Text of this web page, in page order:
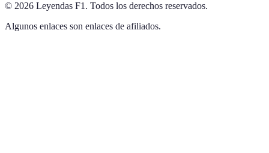
© 2026 Leyendas F1. Todos los derechos reservados.
Algunos enlaces son enlaces de afiliados.